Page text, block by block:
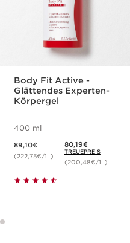
Body Fit Active -
Glättendes Experten-
Körpergel
400 ml
89,10€
(222,75€/1L)
Mitgliederpreis 80,19€
80,19€
TREUEPREIS
(200,48€/1L)